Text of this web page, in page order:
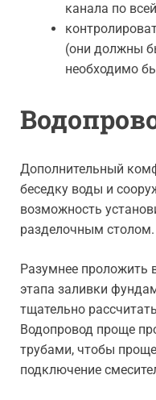
канала по
(они должны
необходимо
Дополнительный
беседку воды и
возможность
разделочным столом.
Разумнее проложить
этапа заливки
тщательно
Водопровод проще
трубами, чтобы
подключение